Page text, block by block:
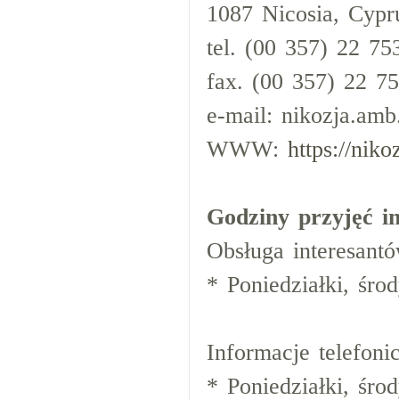
1087 Nicosia,
tel. (00 357) 22
fax. (00 357) 22
e-mail:
WWW: https://
Godziny przyjęć
Obsługa
* Poniedziałki,
Informacje
* Poniedziałki,